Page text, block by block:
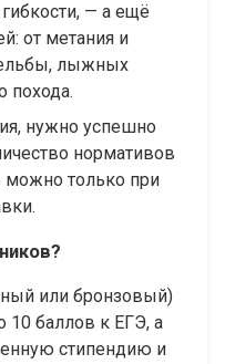
— а ещё
от метания и
лыжных
похода.
нужно успешно
нормативов
можно только при
или бронзовый)
баллов к ЕГЭ, а
стипендию и